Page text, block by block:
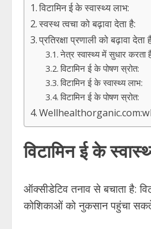
विटामिन ई के स्वास्थ्य लाभ:
स्वस्थ त्वचा को बढ़ावा देता है:
प्रतिरक्षा प्रणाली को बढ़ावा देता
नेत्र स्वास्थ्य में सुधार करता
विटामिन ई के पोषण स्रोत:
विटामिन ई के स्वास्थ्य लाभ:
विटामिन ई के पोषण स्रोत:
विटामिन ई के
ऑक्सीडेटिव तनाव से बचाता है:
कोशिकाओं को नुकसान पहुंचा